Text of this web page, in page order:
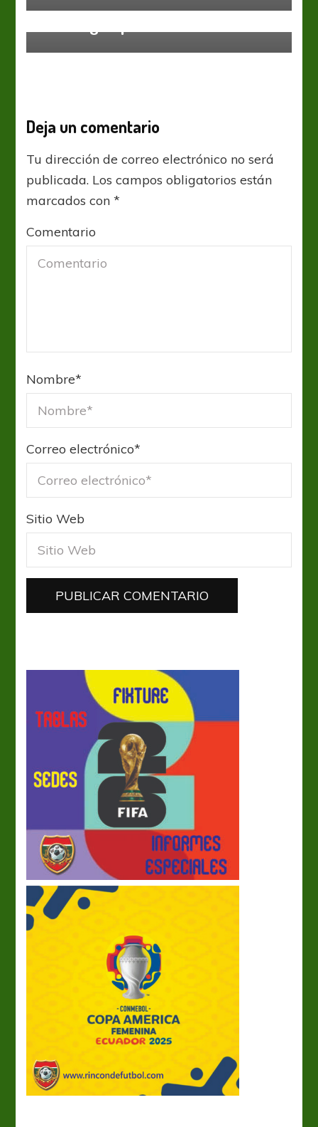
Deja un comentario
Tu dirección de correo electrónico no será
publicada. Los campos obligatorios están
marcados con*
Comentario
Nombre*
Correo electrónico*
Sitio Web